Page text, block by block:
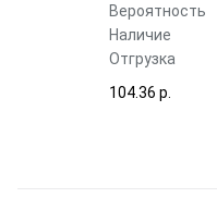
Вероятность
Наличие
Отгрузка
104.36 p.